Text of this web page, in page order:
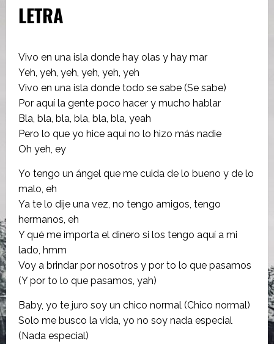
LETRA
Vivo en una isla donde hay olas y hay mar
Yeh, yeh, yeh, yeh, yeh, yeh
Vivo en una isla donde todo se sabe (Se sabe)
Por aquí la gente poco hacer y mucho hablar
Bla, bla, bla, bla, bla, bla, yeah
Pero lo que yo hice aquí no lo hizo más nadie
Oh yeh, ey
Yo tengo un ángel que me cuida de lo bueno y de lo
malo, eh
Ya te lo dije una vez, no tengo amigos, tengo
hermanos, eh
Y qué me importa el dinero si los tengo aquí a mi
lado, hmm
Voy a brindar por nosotros y por to lo que pasamos
(Y por to lo que pasamos, yah)
Baby, yo te juro soy un chico normal (Chico normal)
Solo me busco la vida, yo no soy nada especial
(Nada especial)